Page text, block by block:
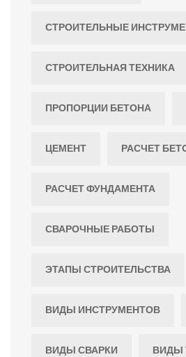
СТРОИТЕЛЬНЫЕ
СТРОИТЕЛЬНАЯ ТЕХНИКА
ПРОПОРЦИИ БЕТОНА
ЦЕМЕНТ РАСЧЕТ
РАСЧЕТ ФУНДАМЕНТА
СВАРОЧНЫЕ РАБОТЫ
ЭТАПЫ СТРОИТЕЛЬСТВА
ВИДЫ ИНСТРУМЕНТОВ
ВИДЫ СВАРКИ ВИДЫ